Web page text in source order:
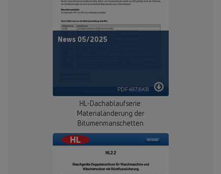
News 05/2025
PDF 497,8KB
HL-Dachablaufserie:
Materialänderung der
Bitumenmanschetten